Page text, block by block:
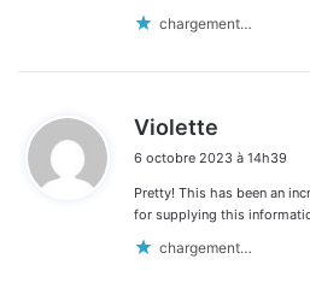
chargement…
Violette
t
:
6 octobre 2023 à 14h39
Pretty! This has been an
for supplying this
chargement…